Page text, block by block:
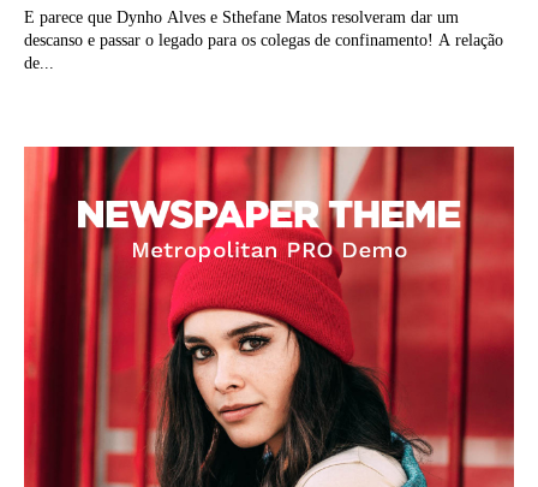
E parece que Dynho Alves e Sthefane Matos resolveram dar um
descanso e passar o legado para os colegas de confinamento! A relação
de...